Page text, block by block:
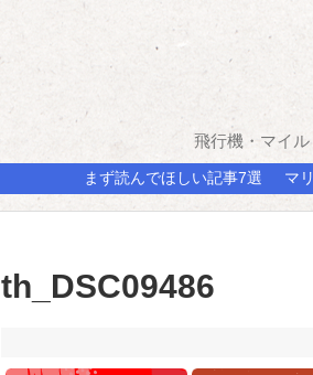
飛行機・マイ
まず読んでほしい記事7選 マ
th_DSC09486